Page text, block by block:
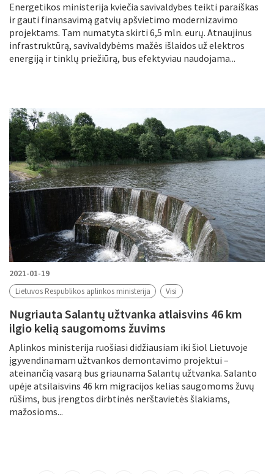
Energetikos ministerija kviečia savivaldybes teikti paraiškas
ir gauti finansavimą gatvių apšvietimo modernizavimo
projektams. Tam numatyta skirti 6,5 mln. eurų. Atnaujinus
infrastruktūrą, savivaldybėms mažės išlaidos už elektros
energiją ir tinklų priežiūrą, bus efektyviau naudojama...
2021-01-19
Lietuvos Respublikos aplinkos ministerija Visi
Nugriauta Salantų užtvanka atlaisvins 46 km
ilgio kelią saugomoms žuvims
Aplinkos ministerija ruošiasi didžiausiam iki šiol Lietuvoje
įgyvendinamam užtvankos demontavimo projektui –
ateinančią vasarą bus griaunama Salantų užtvanka. Salanto
upėje atsilaisvins 46 km migracijos kelias saugomoms žuvų
rūšims, bus įrengtos dirbtinės nerštavietės šlakiams,
mažosioms...